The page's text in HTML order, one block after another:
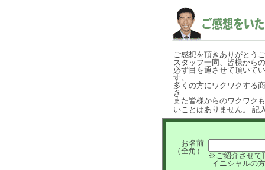
ご感想を頂きありがとう
スタッフ一同、皆様から
必ず目を通させて頂いて
す。
多くの方にワクワクする
き
また皆様からのワクワク
いことはありません。 記
お名前
（全角）
※ご紹介させて
イニシャルの